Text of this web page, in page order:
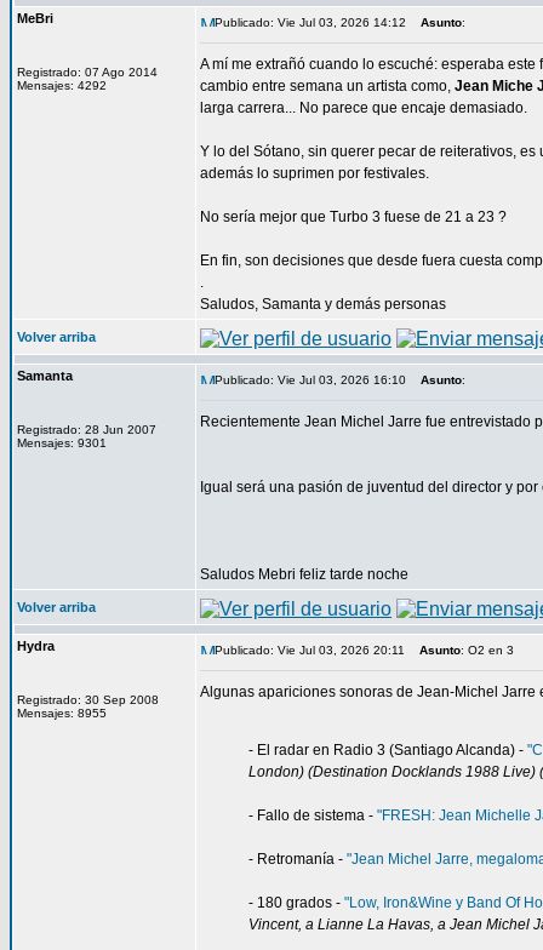
MeBri
Registrado: 07 Ago 2014
Mensajes: 4292
Publicado: Vie Jul 03, 2026 14:12 Asunto:
A mí me extrañó cuando lo escuché: esperaba
cambio entre semana un artista como, Jean Miche
larga carrera... No parece que encaje demasiado.
Y lo del Sótano, sin querer pecar de reiterativos,
además lo suprimen por festivales.
No sería mejor que Turbo 3 fuese de 21 a 23 ?
En fin, son decisiones que desde fuera cuesta
.
Saludos, Samanta y demás personas
Volver arriba
Samanta
Registrado: 28 Jun 2007
Mensajes: 9301
Publicado: Vie Jul 03, 2026 16:10 Asunto:
Recientemente Jean Michel Jarre fue entrevistado
Igual será una pasión de juventud del director y
Saludos Mebri feliz tarde noche
Volver arriba
Hydra
Registrado: 30 Sep 2008
Mensajes: 8955
Publicado: Vie Jul 03, 2026 20:11 Asunto: O2 en 3
Algunas apariciones sonoras de Jean-Michel Jarre
- El radar en Radio 3 (Santiago Alcanda) -
London) (Destination Docklands 1988 Live)
- Fallo de sistema - "FRESH: Jean Michelle
- Retromanía - "Jean Michel Jarre,
- 180 grados - "Low, Iron&Wine y Band Of
Vincent, a Lianne La Havas, a Jean Michel